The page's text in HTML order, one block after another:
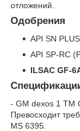
отложений.
Одобрения
API SN
API SP-RC
ILSAC GF-
- GM dexos 1 TM
Превосходит
MS 6395.